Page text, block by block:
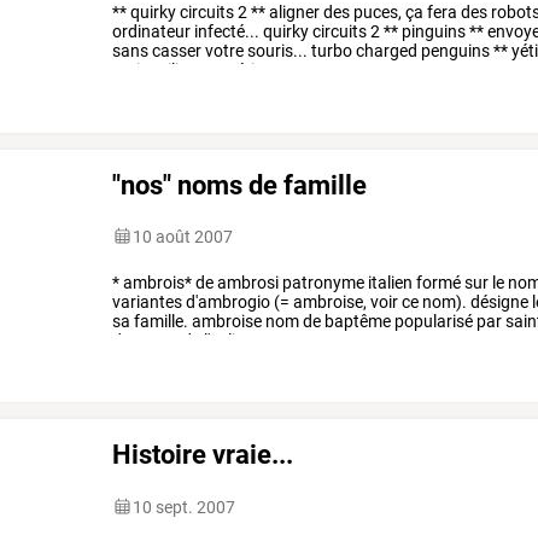
**quirkycircuits2 **alignerdes puces, ça fera des
ordinateur infecté... quirkycircuits2 ** pinguins**
sanscasservotresouris... turbocharged penguins**yéti
mais
utiliser yéti
"nos" noms de famille
10 août 2007
*ambrois*deambrosi patronyme italien formésur le
variantesd'ambrogio (= ambroise, voirce nom). désigne
sa famille. ambroise nomde baptême popularisé par
docteurs
de l'eglise.
Histoire vraie...
10 sept. 2007